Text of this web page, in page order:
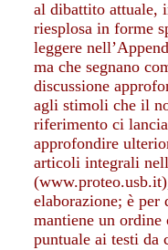
al dibattito attuale,
riesplosa in forme
leggere
ma che segnano
discussione
agli stimoli che il
riferimento ci
approfondire
articoli integrali
elaborazione; è per
mantiene un
puntuale ai testi da